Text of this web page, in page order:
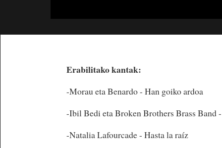
Erabilitako kantak:
-Morau eta Benardo - Han goiko ardoa
-Ibil Bedi eta Broken Brothers Brass Band
-Natalia Lafourcade - Hasta la raíz